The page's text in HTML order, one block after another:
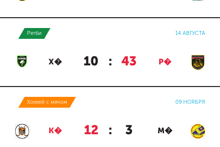
Регби 14 АВГУСТА
Х� 10 : 43 Р�
Хоккей с мячом 09 НОЯБРЯ
К� 12 : 3 М�